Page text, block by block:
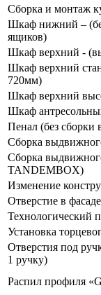
Сборка и монтаж
Шкаф нижний –
ящиков)
Шкаф верхний -
Шкаф верхний
720мм)
Шкаф верхний
Шкаф
Пенал (без
Сборка
Сборка
TANDEMBOX)
Изменение
Отверстие в
Технологический
Установка
Отверстия под
1 ручку)
Распил профиля